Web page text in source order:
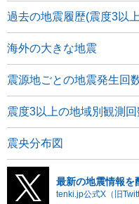
過去の地震履歴(震度3以
海外の大きな地震
震源地ごとの地震発生回
震度3以上の地域別観測回
震央分布図
最新の地震情報を
tenki.jp公式X（旧